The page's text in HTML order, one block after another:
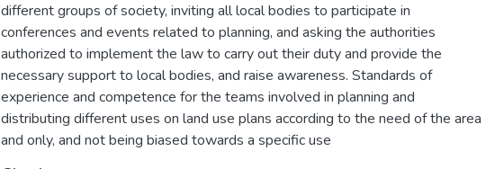
different groups of society, inviting all local bodies to participate in
conferences and events related to planning, and asking the authorities
authorized to implement the law to carry out their duty and provide the
necessary support to local bodies, and raise awareness. Standards of
experience and competence for the teams involved in planning and
distributing different uses on land use plans according to the need of the area
and only, and not being biased towards a specific use